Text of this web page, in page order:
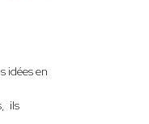
idées en
ils